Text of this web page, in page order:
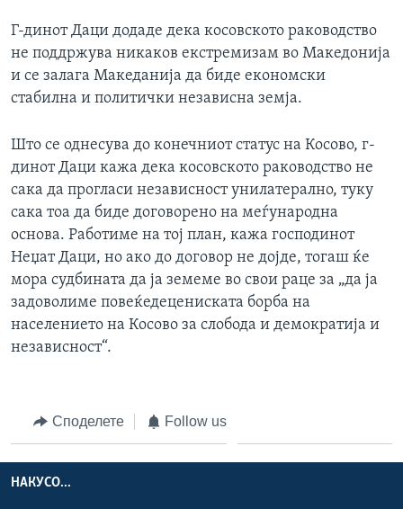
Г-динот Даци додаде дека косовското раководство
не поддржува никаков екстремизам во Македонија
и се залага Македанија да биде економски
стабилна и политички независна земја.
Што се однесува до конечниот статус на Косово, г-
динот Даци кажа дека косовското раководство не
сака да прогласи независност унилатерално, туку
сака тоа да биде договорено на меѓународна
основа. Работиме на тој план, кажа господинот
Неџат Даци, но ако до договор не дојде, тогаш ќе
мора судбината да ја земеме во свои раце за „да ја
задоволиме повеќедецениската борба на
населението на Косово за слобода и демократија и
независност“.
Споделете Follow us
НАКУСО...